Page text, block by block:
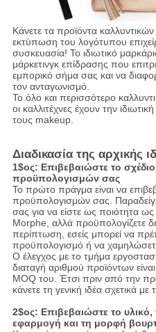
Κάνετε τα προϊόντα
εκτύπωση του λογότυπου
συσκευασία! Το ιδιωτικό
μάρκετινγκ επίδρασης που
εμπορικό σήμα σας και να
τον ανταγωνισμό.
Το όλο και περισσότερο
οι καλλιτέχνες έχουν την
τους makeup.
Διαδικασία της αρχικής
1$ος: Επιβεβαιώστε το
προϋπολογισμών σας
Το πρώτο πράγμα είναι να
προϋπολογισμών σας.
σας για να είστε ως ποιότητα
Morphe, αλλά προϋπολογίζετε
περίπτωση, εσείς μπορεί να
προϋπολογισμό ή να
Ο έλεγχος με το τμήμα
διαταγή αριθμού προϊόντων
MOQ του. Έτσι πριν από την
κάνετε τη γενική ιδέα σχετικά
2$ος: Επιβεβαιώστε το
εφαρμογή και τη μορφή